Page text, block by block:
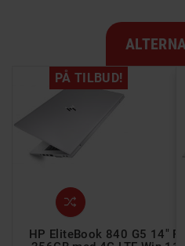
HD Ryzen 3
PÅ TILBUD!
HP EliteBook 840 G5 14"